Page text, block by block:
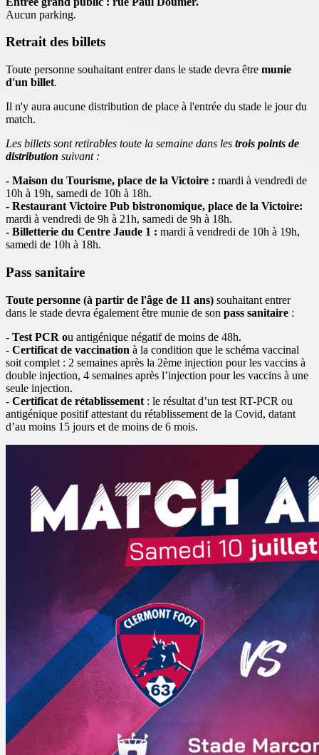
Aucun parking.
Retrait des billets
Toute personne souhaitant entrer dans le stade devra être munie
d'un billet.
Il n'y aura aucune distribution de place à l'entrée du stade le jour du
match.
Les billets sont retirables toute la semaine dans les trois points de
distribution suivant :
- Maison du Tourisme, place de la Victoire : mardi à vendredi de
10h à 19h, samedi de 10h à 18h.
- Restaurant Victoire Pub bistronomique, place de la Victoire:
mardi à vendredi de 9h à 21h, samedi de 9h à 18h.
- Billetterie du Centre Jaude 1 : mardi à vendredi de 10h à 19h,
samedi de 10h à 18h.
Pass sanitaire
Toute personne (à partir de l'âge de 11 ans) souhaitant entrer
dans le stade devra également être munie de son pass sanitaire :
- Test PCR ou antigénique négatif de moins de 48h.
- Certificat de vaccination à la condition que le schéma vaccinal
soit complet : 2 semaines après la 2ème injection pour les vaccins à
double injection, 4 semaines après l’injection pour les vaccins à une
seule injection.
- Certificat de rétablissement : le résultat d’un test RT-PCR ou
antigénique positif attestant du rétablissement de la Covid, datant
d’au moins 15 jours et de moins de 6 mois.